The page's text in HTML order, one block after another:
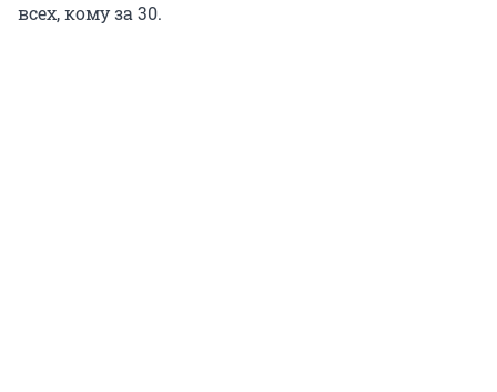
всех, кому за 30.